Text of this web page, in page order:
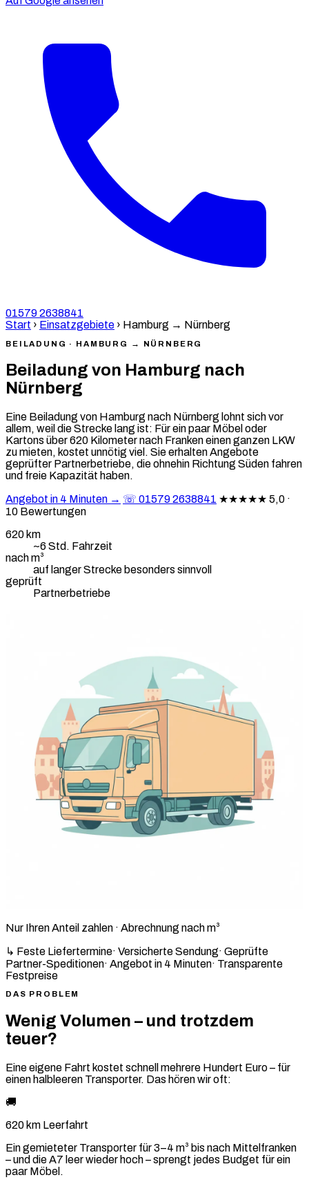
01579 2638841
Start › Einsatzgebiete › Hamburg → Nürnberg
BEILADUNG · HAMBURG → NÜRNBERG
Beiladung von Hamburg nach
Nürnberg
Eine Beiladung von Hamburg nach Nürnberg lohnt sich vor
allem, weil die Strecke lang ist: Für ein paar Möbel oder
Kartons über 620 Kilometer nach Franken einen ganzen LKW
zu mieten, kostet unnötig viel. Sie erhalten Angebote
geprüfter Partnerbetriebe, die ohnehin Richtung Süden fahren
und freie Kapazität haben.
Angebot in 4 Minuten → ☏ 01579 2638841 ★★★★★ 5,0 ·
10 Bewertungen
620 km
~6 Std. Fahrzeit
nach m³
auf langer Strecke besonders sinnvoll
geprüft
Partnerbetriebe
Nur Ihren Anteil zahlen · Abrechnung nach m³
↳ Feste Liefertermine· Versicherte Sendung· Geprüfte
Partner-Speditionen· Angebot in 4 Minuten· Transparente
Festpreise
DAS PROBLEM
Wenig Volumen – und trotzdem
teuer?
Eine eigene Fahrt kostet schnell mehrere Hundert Euro – für
einen halbleeren Transporter. Das hören wir oft:
🚚
620 km Leerfahrt
Ein gemieteter Transporter für 3–4 m³ bis nach Mittelfranken
– und die A7 leer wieder hoch – sprengt jedes Budget für ein
paar Möbel.